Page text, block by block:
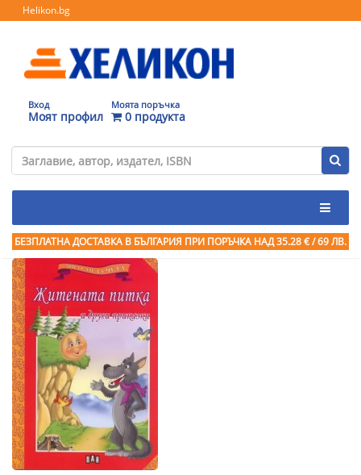
Helikon.bg
Вход
Моят профил
Моята поръчка
0 продукта
БЕЗПЛАТНА ДОСТАВКА В БЪЛГАРИЯ ПРИ ПОРЪЧКА НАД 35.28 € / 69 ЛВ.